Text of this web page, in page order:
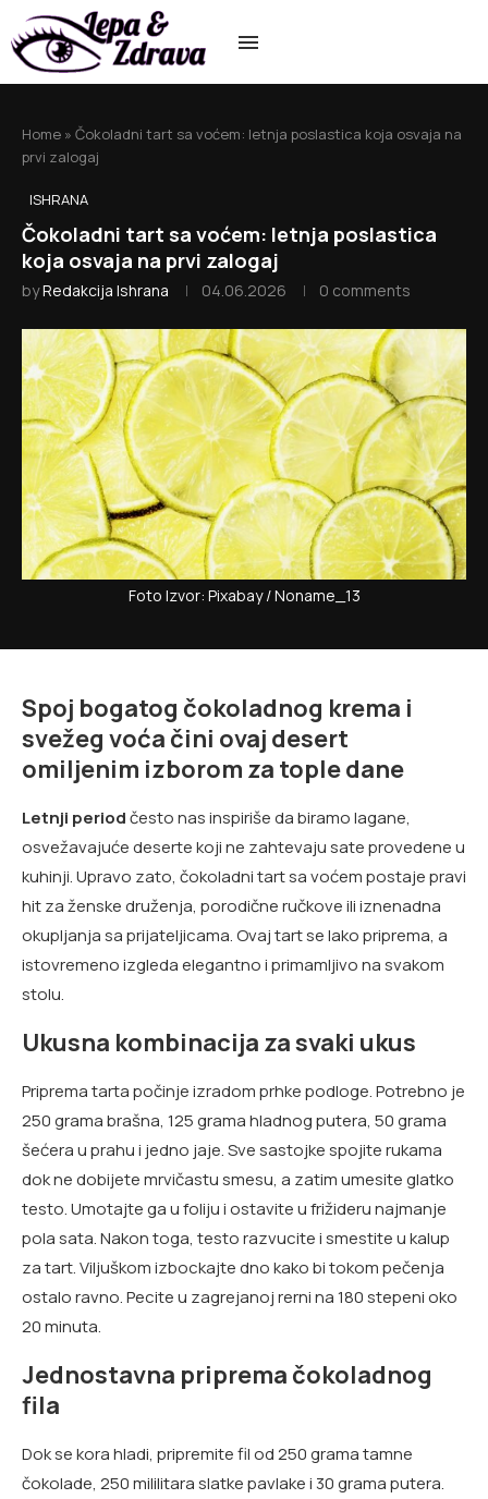
Home » Čokoladni tart sa voćem: letnja poslastica koja osvaja na
prvi zalogaj
ISHRANA
Čokoladni tart sa voćem: letnja poslastica
koja osvaja na prvi zalogaj
byRedakcija Ishrana 04.06.2026 0 comments
Foto Izvor: Pixabay / Noname_13
Spoj bogatog čokoladnog krema i
svežeg voća čini ovaj desert
omiljenim izborom za tople dane
Letnji periodčesto nas inspiriše da biramo lagane,
osvežavajuće deserte koji ne zahtevaju sate provedene u
kuhinji. Upravo zato, čokoladni tart sa voćem postaje pravi
hit za ženske druženja, porodične ručkove ili iznenadna
okupljanja sa prijateljicama. Ovaj tart se lako priprema, a
istovremeno izgleda elegantno i primamljivo na svakom
stolu.
Ukusna kombinacija za svaki ukus
Priprema tarta počinje izradom prhke podloge. Potrebno je
250 grama brašna, 125 grama hladnog putera, 50 grama
šećera u prahu i jedno jaje. Sve sastojke spojite rukama
dok ne dobijete mrvičastu smesu, a zatim umesite glatko
testo. Umotajte ga u foliju i ostavite u frižideru najmanje
pola sata. Nakon toga, testo razvucite i smestite u kalup
za tart. Viljuškom izbockajte dno kako bi tokom pečenja
ostalo ravno. Pecite u zagrejanoj rerni na 180 stepeni oko
20 minuta.
Jednostavna priprema čokoladnog
fila
Dok se kora hladi, pripremite fil od 250 grama tamne
čokolade, 250 mililitara slatke pavlake i 30 grama putera.